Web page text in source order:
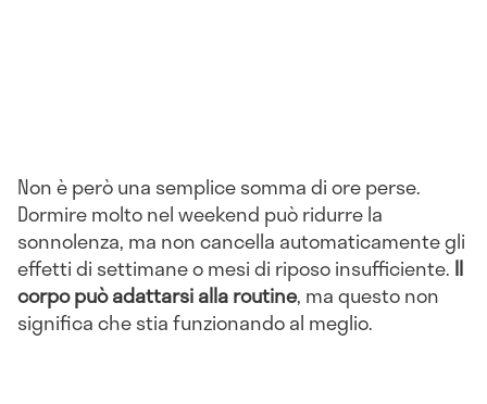
Non è però una semplice somma di ore perse.
Dormire molto nel weekend può ridurre la
sonnolenza, ma non cancella automaticamente gli
effetti di settimane o mesi di riposo insufficiente. Il
corpo può adattarsi alla routine, ma questo non
significa che stia funzionando al meglio.